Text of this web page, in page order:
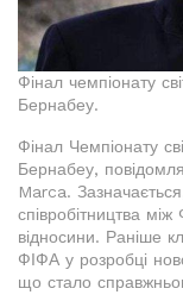
Фінал чемпіонату
Бернабеу.
Фінал Чемпіонату
Бернабеу,
Marca.
співробітництва
відносини. Раніше
ФІФА у розробці
що стало